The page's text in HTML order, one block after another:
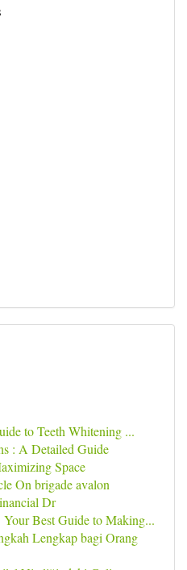
to Teeth Whitening ...
: A Detailed Guide
Space
On brigade avalon
Dr
Best Guide to Making...
Lengkap bagi Orang